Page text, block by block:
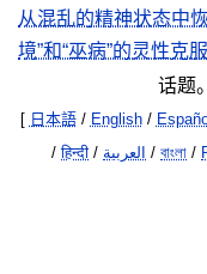
从混乱的精神状态中
境”和“巫病”的灵性克
话题
[ 日本語/ English/
/हिन्दी / العربية / বাংলা /